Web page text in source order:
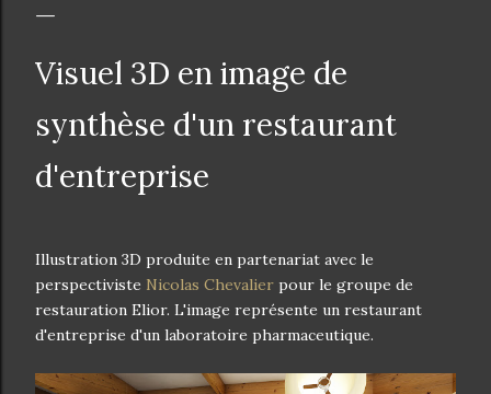
Visuel 3D en image de
synthèse d'un restaurant
d'entreprise
Illustration 3D produite en partenariat avec le
perspectiviste Nicolas Chevalier pour le groupe de
restauration Elior. L'image représente un restaurant
d'entreprise d'un laboratoire pharmaceutique.